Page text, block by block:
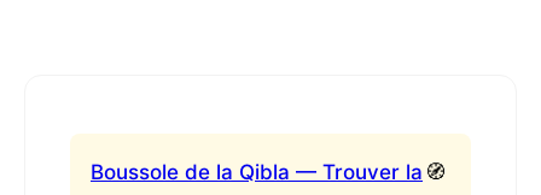
Boussole de la Qibla — Trouver la 🧭